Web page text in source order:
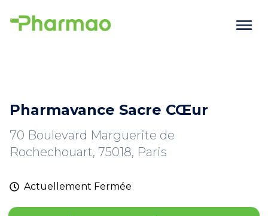
Pharmavance Sacre CŒur
70 Boulevard Marguerite de
Rochechouart, 75018, Paris
Actuellement Fermée